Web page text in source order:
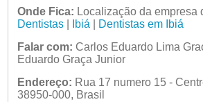
Onde Fica: Localização da empresa
Dentistas| Ibiá
Dentistas em Ibiá
Falar com: Carlos Eduardo Lima
Eduardo Graça Junior
Endereço: Rua 17 numero 15 -
38950-000, Brasil